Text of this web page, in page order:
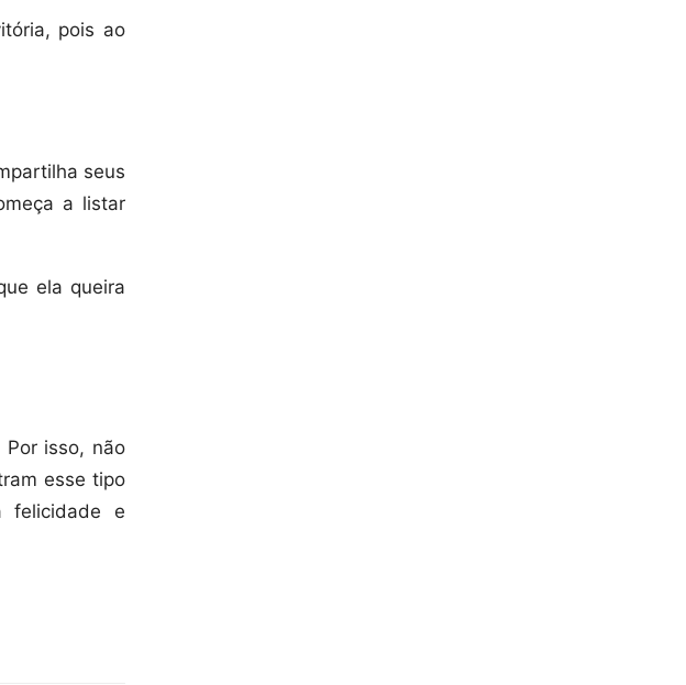
pois ao
seus
a listar
ela queira
isso, não
esse tipo
felicidade e